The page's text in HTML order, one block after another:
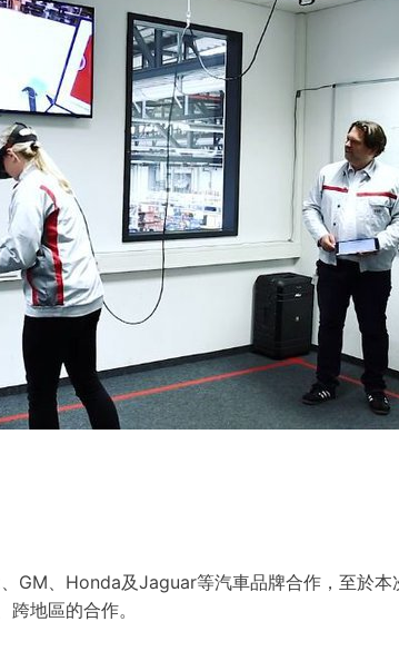
GM、Honda及Jaguar等汽車品牌合作，至於
地區的合作。